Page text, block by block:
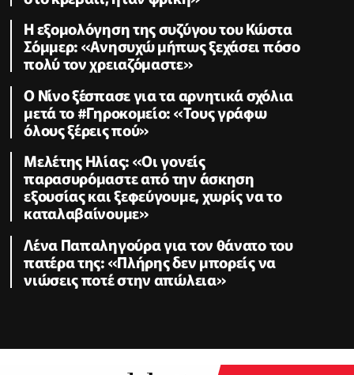
Η εξομολόγηση της συζύγου του Κώστα
Σόμμερ: «Ανησυχώ μήπως ξεχάσει πόσο
πολύ τον χρειαζόμαστε»
Ο Νίνο ξέσπασε για τα αρνητικά σχόλια
μετά το #Γηροκομείο: «Τους γράφω
όλους ξέρεις πού»
Μελέτης Ηλίας: «Οι γονείς
παρασυρόμαστε από την άσκηση
εξουσίας και ξεφεύγουμε, χωρίς να το
καταλαβαίνουμε»
Λένα Παπαληγούρα για τον θάνατο του
πατέρα της: «Πλήρης δεν μπορείς να
νιώσεις ποτέ στην απώλεια»